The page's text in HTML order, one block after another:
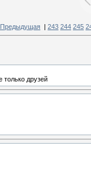
| 243 244 245
только друзей